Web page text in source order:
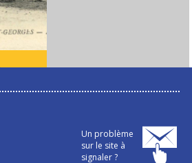
Un problème
sur le site à
signaler ?